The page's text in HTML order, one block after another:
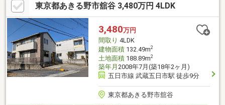
東京都あきる野市舘谷 3,480万円 4LDK
3,480万円
間取り 4LDK
建物面積132.49m2
土地面積188.89m2
築年月 2008年7月(築18年2ヶ月)
五日市線 武蔵五日市駅 徒歩9分
東京都あきる野市舘谷